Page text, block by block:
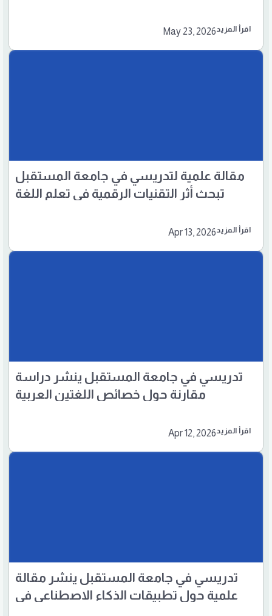
May 23, 2026اقرأ المزيد
مقالة علمية لتدريسي في جامعة المستقبل
تبحث أثر التقنيات الرقمية في تعلم اللغة
Apr 13, 2026اقرأ المزيد
تدريسي في جامعة المستقبل ينشر دراسة
مقارنة حول خصائص اللغتين العربية
Apr 12, 2026اقرأ المزيد
تدريسي في جامعة المستقبل ينشر مقالة
علمية حول تطبيقات الذكاء الاصطناعي في